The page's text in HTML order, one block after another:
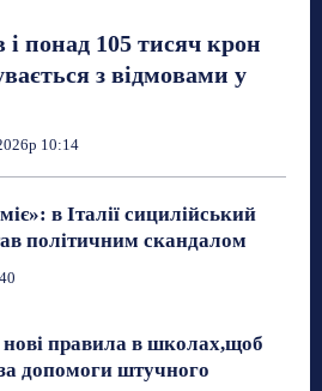
і понад 105 тисяч крон
з відмовами у
10:14
в Італії сицилійський
політичним скандалом
нові правила в школах,щоб
допомоги штучного